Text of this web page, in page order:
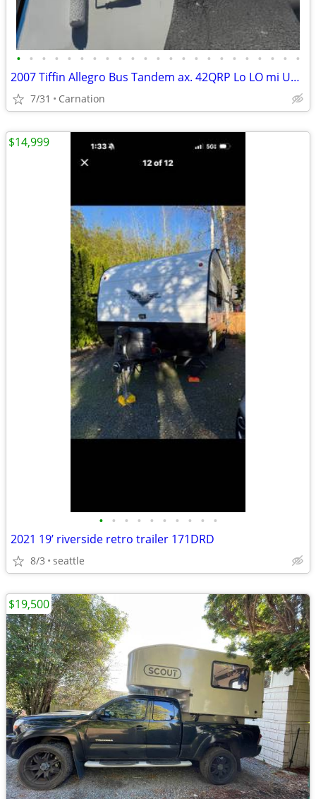
• • • • • • • • • • • • • • • • • • • • • • •
2007 Tiffin Allegro Bus Tandem ax. 42QRP Lo LO mi Updated!
7/31 Carnation
• • • • • • • • • •
2021 19’ riverside retro trailer 171DRD
8/3 seattle
$14,999
$19,500